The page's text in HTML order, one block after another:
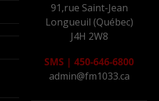
91,rue Saint-Jean
Longueuil (Québec)
J4H 2W8
SMS | 450-646-6800
admin@fm1033.ca